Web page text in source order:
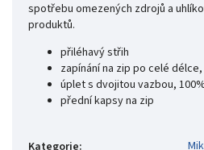
spotřebu omezených zdrojů a
produktů.
přiléhavý střih
zapínání na zip po celé
úplet s dvojitou vazbou,
přední kapsy na zip
Kategorie: